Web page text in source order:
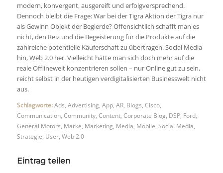
modern, konvergent, ausgereift und erfolgversprechend.
Dennoch bleibt die Frage: War bei der Tigra Aktion der Tigra nur
als Gewinn Objekt der Begierde? Offensichtlich schafft man es
nicht, den Reiz und die Begeisterung für die Produkte auf die
zahlreiche potentielle Käuferschaft zu übertragen. Social Media
hin, Web 2.0 her. Vielleicht hätte man sich doch mehr auf die
reale Offlinewelt konzentrieren sollen – nur Online gut zu sein,
reicht selbst in der heutigen verdigitalisierten Businesswelt nicht
aus.
Schlagworte: Ads Advertising App, AR, Blogs Cisco,
Communication, Community, Content, Corporate Blog DSP, Ford,
General Motors Marke Marketing Media Mobile Social Media
Strategie User, Web 2.0
Eintrag teilen